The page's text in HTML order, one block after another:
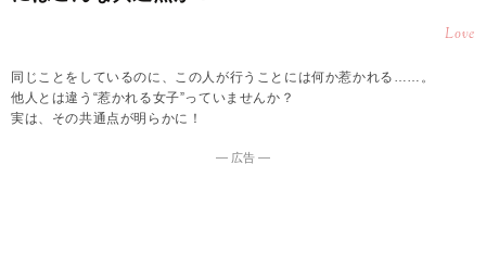
Love
同じことをしているのに、この人が行うことには何か惹かれる……。
他人とは違う“惹かれる女子”っていませんか？
実は、その共通点が明らかに！
― 広告 ―